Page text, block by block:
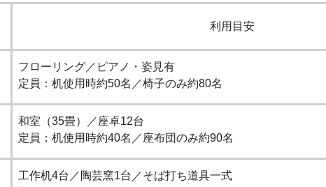
利用目安
フローリング／ピアノ・姿見有
定員：机使用時約50名／椅子のみ約80名
和室（35畳）／座卓12台
定員：机使用時約40名／座布団のみ約90名
工作机4台／陶芸窯1台／そば打ち道具一式